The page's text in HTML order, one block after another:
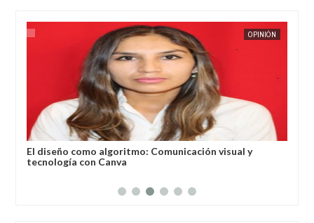
FEB 13,
OPINIÓN
El diseño como algoritmo: Comunicación visual y
tecnología con Canva